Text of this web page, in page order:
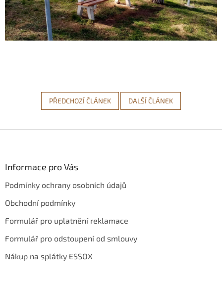
PŘEDCHOZÍ ČLÁNEK DALŠÍ ČLÁNEK
Informace pro Vás
Podmínky ochrany osobních údajů
Obchodní podmínky
Formulář pro uplatnění reklamace
Formulář pro odstoupení od smlouvy
Nákup na splátky ESSOX